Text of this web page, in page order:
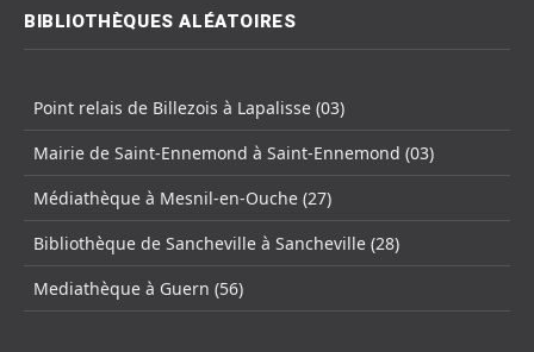
BIBLIOTHÈQUES ALÉATOIRES
Point relais de Billezois à Lapalisse (03)
Mairie de Saint-Ennemond à Saint-Ennemond (03)
Médiathèque à Mesnil-en-Ouche (27)
Bibliothèque de Sancheville à Sancheville (28)
Mediathèque à Guern (56)